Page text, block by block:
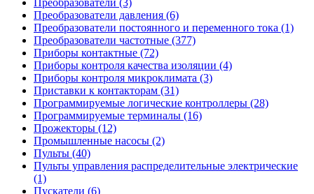
Преобразователи давления (6)
Преобразователи постоянного и переменного тока (1)
Преобразователи частотные (377)
Приборы контактные (72)
Приборы контроля качества изоляции (4)
Приборы контроля микроклимата (3)
Приставки к контакторам (31)
Программируемые логические контроллеры (28)
Программируемые терминалы (16)
Прожекторы (12)
Промышленные насосы (2)
Пульты (40)
Пульты управления распределительные электрические
(1)
Пускатели (6)